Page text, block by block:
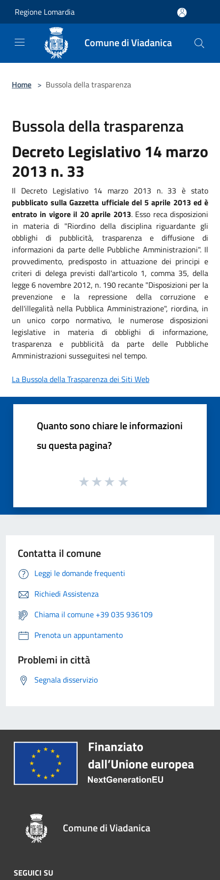
Regione Lomardia
Comune di Viadanica
Home > Bussola della trasparenza
Bussola della trasparenza
Decreto Legislativo 14 marzo
2013 n. 33
Il Decreto Legislativo 14 marzo 2013 n. 33 è stato
pubblicato sulla Gazzetta ufficiale del 5 aprile 2013 ed è
entrato in vigore il 20 aprile 2013. Esso reca disposizioni
in materia di "Riordino della disciplina riguardante gli
obblighi di pubblicità, trasparenza e diffusione di
informazioni da parte delle Pubbliche Amministrazioni". Il
provvedimento, predisposto in attuazione dei principi e
criteri di delega previsti dall'articolo 1, comma 35, della
legge 6 novembre 2012, n. 190 recante "Disposizioni per la
prevenzione e la repressione della corruzione e
dell'illegalità nella Pubblica Amministrazione", riordina, in
un unico corpo normativo, le numerose disposizioni
legislative in materia di obblighi di informazione,
trasparenza e pubblicità da parte delle Pubbliche
Amministrazioni susseguitesi nel tempo.
La Bussola della Trasparenza dei Siti Web
Quanto sono chiare le informazioni
su questa pagina?
Contatta il comune
Leggi le domande frequenti
Richiedi Assistenza
Chiama il comune +39 035 936109
Prenota un appuntamento
Problemi in città
Segnala disservizio
Comune di Viadanica
SEGUICI SU